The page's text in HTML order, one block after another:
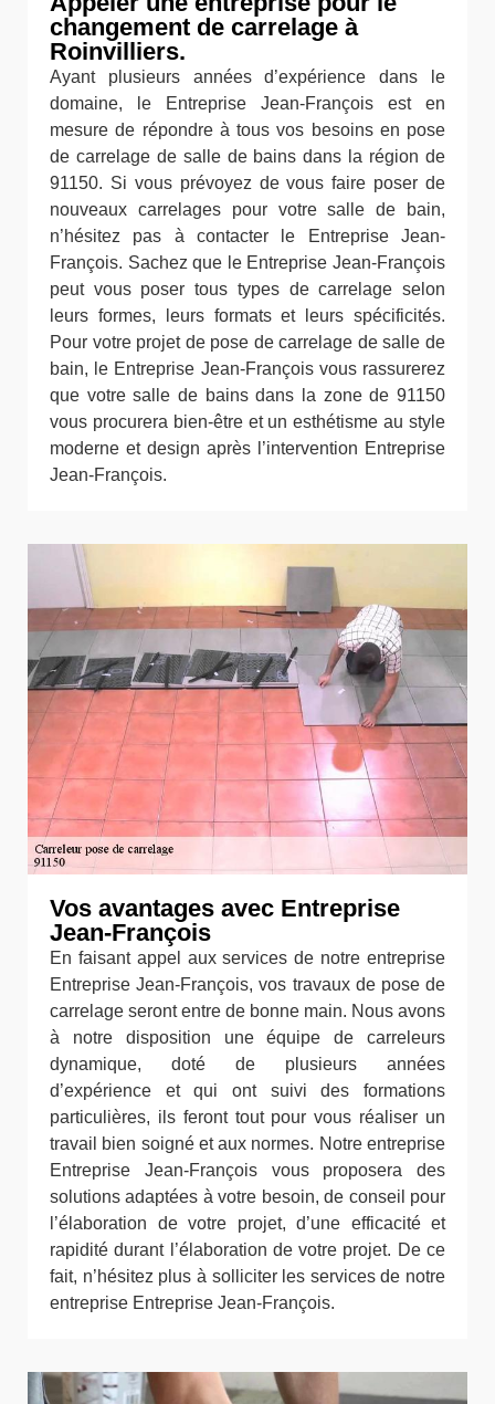
changement de carrelage à
Roinvilliers.
Ayant plusieurs années d’expérience dans le
domaine, le Entreprise Jean-François est en
mesure de répondre à tous vos besoins en pose
de carrelage de salle de bains dans la région de
91150. Si vous prévoyez de vous faire poser de
nouveaux carrelages pour votre salle de bain,
n’hésitez pas à contacter le Entreprise Jean-
François. Sachez que le Entreprise Jean-François
peut vous poser tous types de carrelage selon
leurs formes, leurs formats et leurs spécificités.
Pour votre projet de pose de carrelage de salle de
bain, le Entreprise Jean-François vous rassurerez
que votre salle de bains dans la zone de 91150
vous procurera bien-être et un esthétisme au style
moderne et design après l’intervention Entreprise
Jean-François.
Vos avantages avec Entreprise
Jean-François
En faisant appel aux services de notre entreprise
Entreprise Jean-François, vos travaux de pose de
carrelage seront entre de bonne main. Nous avons
à notre disposition une équipe de carreleurs
dynamique, doté de plusieurs années
d’expérience et qui ont suivi des formations
particulières, ils feront tout pour vous réaliser un
travail bien soigné et aux normes. Notre entreprise
Entreprise Jean-François vous proposera des
solutions adaptées à votre besoin, de conseil pour
l’élaboration de votre projet, d’une efficacité et
rapidité durant l’élaboration de votre projet. De ce
fait, n’hésitez plus à solliciter les services de notre
entreprise Entreprise Jean-François.